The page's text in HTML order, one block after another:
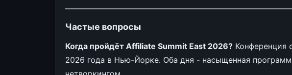
Частые вопросы
Когда пройдёт Affiliate Summit East 2026? Конференция
2026 года в Нью-Йорке. Оба дня - насыщенная